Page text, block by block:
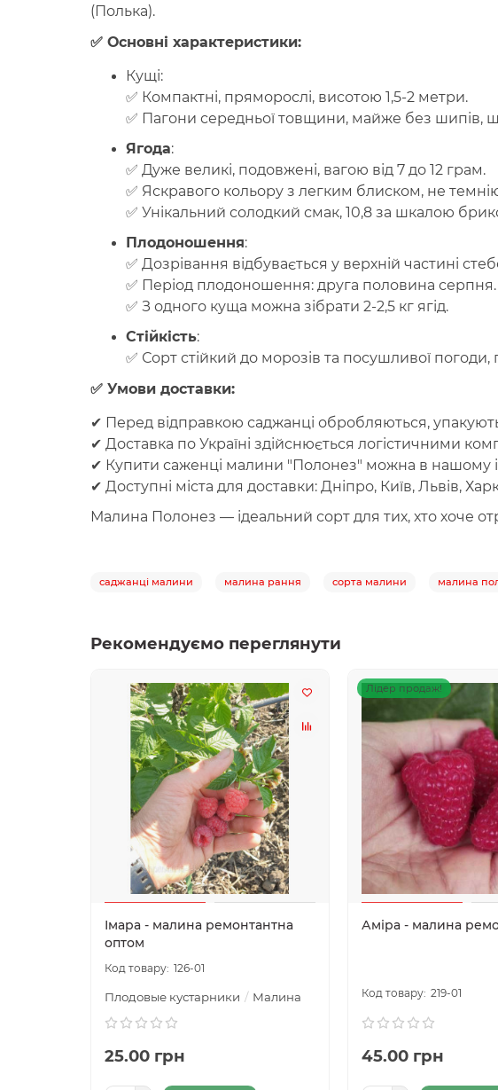
(Полька).
✅ Основні характеристики:
Кущі:
✅ Компактні, пряморослі, висотою 1,5-2 метри.
✅ Пагони середньої товщини, майже без шипів,
Ягода:
✅ Дуже великі, подовжені, вагою від 7 до 12 грам.
✅ Яскравого кольору з легким блиском, не
✅ Унікальний солодкий смак, 10,8 за шкалою
Плодоношення:
✅ Дозрівання відбувається у верхній частині
✅ Період плодоношення: друга половина серпня.
✅ З одного куща можна зібрати 2-2,5 кг ягід.
Стійкість:
✅ Сорт стійкий до морозів та посушливої
✅ Умови доставки:
✔ Перед відправкою саджанці обробляються,
✔ Доставка по Україні здійснюється логістичними
✔ Купити саженці малини "Полонез" можна в нашому
✔ Доступні міста для доставки: Дніпро, Київ, Львів,
Малина Полонез — ідеальний сорт для тих, хто хоче
саджанці малини малина рання сорта малини малина
Рекомендуємо переглянути
Імара - малина ремонтантна
оптом
126-01
Плодовые кустарники Малина
25.00 грн
Лідер продаж!
Аміра - малина
219-01
45.00 грн